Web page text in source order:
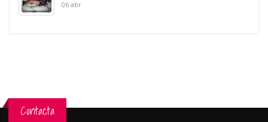
06 abr
Contacta